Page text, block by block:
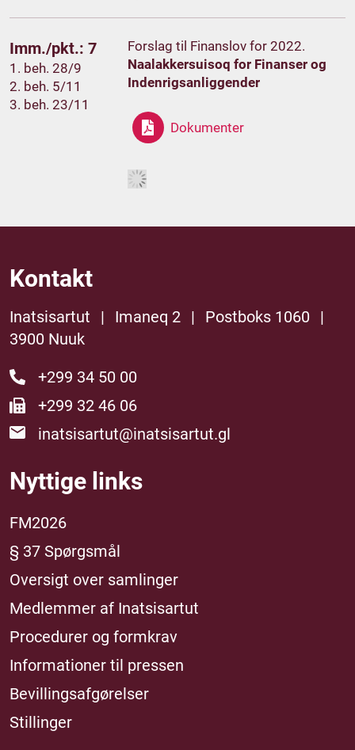
Imm./pkt.: 7
1. beh. 28/9
2. beh. 5/11
3. beh. 23/11
Forslag til Finanslov for 2022.
Naalakkersuisoq for Finanser og
Indenrigsanliggender
Dokumenter
Kontakt
Inatsisartut | Imaneq 2 | Postboks 1060
|
3900 Nuuk
+299 34 50 00
+299 32 46 06
inatsisartut@inatsisartut.gl
Nyttige links
FM2026
§ 37 Spørgsmål
Oversigt over samlinger
Medlemmer af Inatsisartut
Procedurer og formkrav
Informationer til pressen
Bevillingsafgørelser
Stillinger